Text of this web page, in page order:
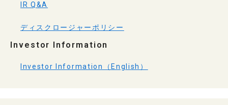
IR Q&A
ディスクロージャーポリシー
Investor Information
Investor Information（English）